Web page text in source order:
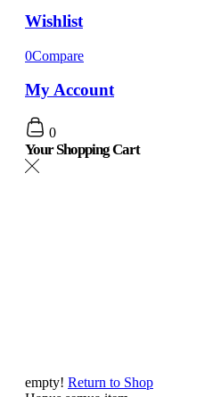
Wishlist
0Compare
My Account
0
Your Shopping Cart
empty! Return to Shop